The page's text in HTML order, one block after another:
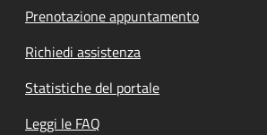
Prenotazione appuntamento
Richiedi assistenza
Statistiche del portale
Leggi le FAQ